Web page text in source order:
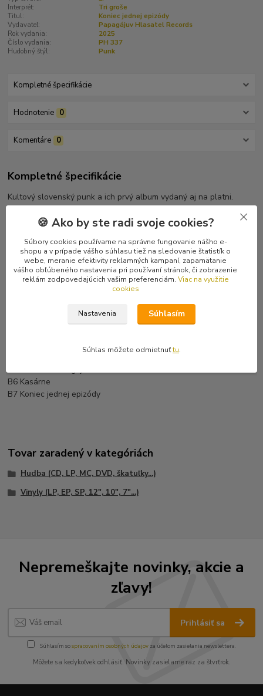
Interprét:
Tri groše
Titul:
Koniec jednej epizódy
Vydavateľ:
Papagájuv Hlasatel Records
Rok vydania:
2025
Číslo vydania:
PH 337
Hudobný štýl:
Punk
Kompletné špecifikácie
Hodnotenie 0
Komentáre 0
Kompletné špecifikácie
Kultový slovenský punk a ich prvý album vydaný aj na platni.
Posledné tri kusy.
A1 Pod šťastnou hviezdou
A2 Sloboda
A3 Vravela mi mama
A4 Sirény
B6 Kasárne
B7 Koniec jednej epizódy
Tovar zaradený v kategóriách
Hudba (CD, LP, MC, DVD, škatuľky...)
Vinyly (LP, EP, SP, 12", 10", 7"...)
Nepremeškajte novinky, akcie a
zľavy!
Prihlásiť sa
Súhlasím sospracovaním osobných údajov za účelom zasielania newslettera.
Môžete sa kedykoľvek odhlásiť. Novinky zasielame raz za štvrťrok.
🍪 Ako by ste radi svoje cookies?
Súbory cookies používame na správne fungovanie nášho e-
shopu a v prípade vášho súhlasu tiež na sledovanie štatistík o
webe, meranie efektivity reklamných kampaní, zapamätanie
vášho obľúbeného nastavenia pri používaní stránok, či zobrazenie
reklám zodpovedajúcich vašim preferenciám. Viac na využitie
cookies
Nastavenia Súhlasím
Súhlas môžete odmietnuťtu.